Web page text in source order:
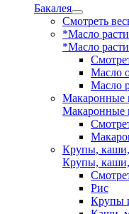
Бакалея
Смотреть
*Масло
*Масло
Масло
Масло
Макаронные
Макаронные
Крупы, каши,
Крупы, каши,
Рис
Крупы